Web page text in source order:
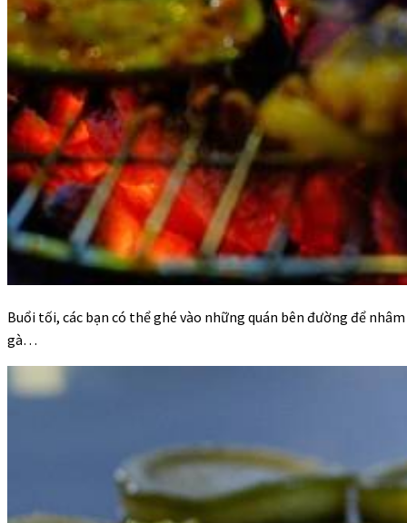
Buổi tối, các bạn có thể ghé vào những quán bên đường để
gà…